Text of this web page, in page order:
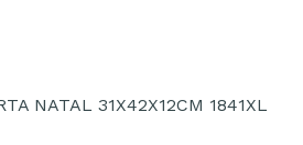
NATAL 31X42X12CM 1841XL